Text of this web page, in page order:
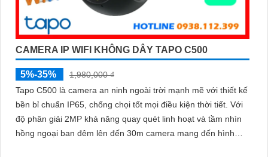
CAMERA IP WIFI KHÔNG DÂY TAPO C500
5%-35%
1,980,000 ₫
Tapo C500 là camera an ninh ngoài trời mạnh mẽ với thiết kế
bền bỉ chuẩn IP65, chống chọi tốt mọi điều kiện thời tiết. Với
độ phân giải 2MP khả năng quay quét linh hoạt và tầm nhìn
hồng ngoại ban đêm lên đến 30m camera mang đến hình